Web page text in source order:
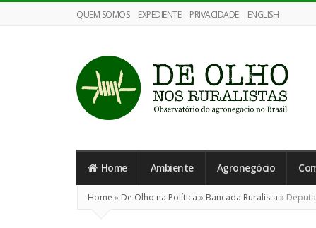
QUEM SOMOS EXPEDIENTE PRIVACIDADE ENGLISH
Olho
nos
Ruralistas
Home Ambiente Agronegócio
Home » De Olho na Política » Bancada Ruralista »